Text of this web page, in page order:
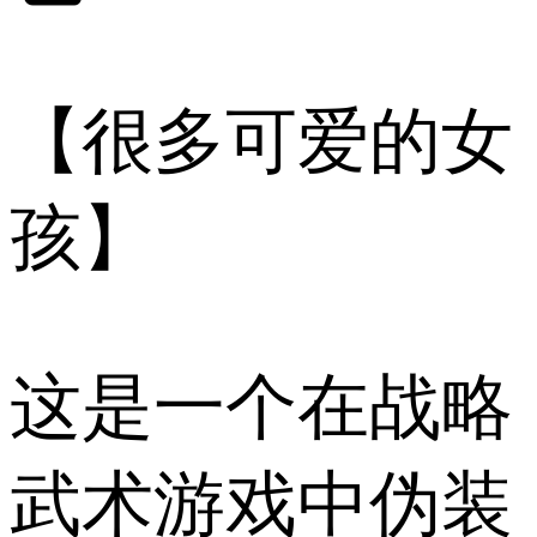
【很多可爱的女
孩】
这是一个在战略
武术游戏中伪装